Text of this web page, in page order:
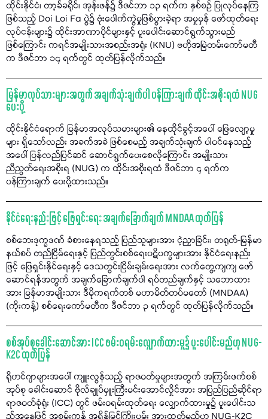
ထိုင်းနိုင်ငံ၊ တာ့ခ်ခရိုင်၊ အုန်းဖန်၌ ဒီဇင်ဘာ ၁၃ ရက်က နှစ်စဉ် ပြုလုပ်နေကြ
ဖြစ်သည့် Doi Loi Fa ပွဲ၌ ဗုံးပေါက်ကွဲမှုဖြစ်ပွားခဲ့ရာ အမှုမှန် ဖော်ထုတ်ရေး
လုပ်ငန်းများ၌ ထိုင်းအာဏာပိုင်များနှင့် ပူးပေါင်းဆောင်ရွက်သွားမည်
ဖြစ်ကြောင်း ကရင်အမျိုးသားအစည်းအရုံး (KNU) ဗဟိုအမြဲတမ်းကော်မတီ
က ဒီဇင်ဘာ ၁၄ ရက်တွင် ထုတ်ပြန်လိုက်သည်။
မြန်မာလုပ်သားများအတွက် အချက်သုံးချက်ပါ ပန်ကြားချက် ထိုင်းအစိုးရထံ NUG
ပေးပို့
ထိုင်းနိုင်ငံရောက် မြန်မာအလုပ်သမားများ၏ နေထိုင်ခွင့်အပေါ် ဖြေလျော့မှု
များ ရှိသော်လည်း အခက်အခဲ ဖြစ်စေမည့် အချက်သုံးချက် ပါဝင်နေသည့်
အပေါ် ပြန်လည်ပြင်ဆင် ဆောင်ရွက်ပေးစေလိုကြောင်း အမျိုးသား
ညီညွတ်ရေးအစိုးရ (NUG) က ထိုင်းအစိုးရထံ ဒီဇင်ဘာ ၄ ရက်က
ပန်ကြားချက် ပေးပို့ထားသည်။
နိုင်ငံရေးနည်းဖြင့် ဖြေရှင်းရေး အချက်ခြောက်ချက် MNDAA ထုတ်ပြန်
စစ်ဘေးဒုက္ခဒဏ် ခံစားနေရသည့် ပြည်သူများအား ငဲ့ညှာခြင်း၊ တရုတ်-မြန်မာ
နယ်စပ် တည်ငြိမ်ရေးနှင့် ပြည်တွင်းစစ်ရေးပဋိပက္ခများအား နိုင်ငံရေးနည်း
ဖြင့် ဖြေရှင်းနိုင်ရေးနှင့် ဒေသတွင်းငြိမ်းချမ်းရေးအား လက်တွေ့ကျကျ ဖော်
ဆောင်ရန်အတွက် အချက်ခြောက်ချက်ပါ ရပ်တည်ချက်နှင့် သဘောထား
အား မြန်မာအမျိုးသား ဒီမိုကရက်တစ် မဟာမိတ်တပ်မတော် (MNDAA)
(ကိုးကန့်) စစ်ရေးကော်မတီက ဒီဇင်ဘာ ၃ ရက်တွင် ထုတ်ပြန်လိုက်သည်။
စစ်အုပ်စုခေါင်းဆောင်အား ICC ဖမ်းဝရမ်းလျှောက်ထားမှု၌ ပူးပေါင်းမည်ဟု NUG-
K2C ထုတ်ပြန်
ရိုဟင်ဂျာများအပေါ် ကျူးလွန်သည့် ရာဇဝတ်မှုများအတွက် အကြမ်းဖက်စစ်
အုပ်စု ခေါင်းဆောင် ဗိုလ်ချုပ်မှူးကြီးမင်းအောင်လှိုင်အား အပြည်ပြည်ဆိုင်ရာ
ရာဇဝတ်ခုံရုံး (ICC) တွင် ဖမ်းဝရမ်းထုတ်ရေး လျှောက်ထားမှု၌ ပူးပေါင်းသ